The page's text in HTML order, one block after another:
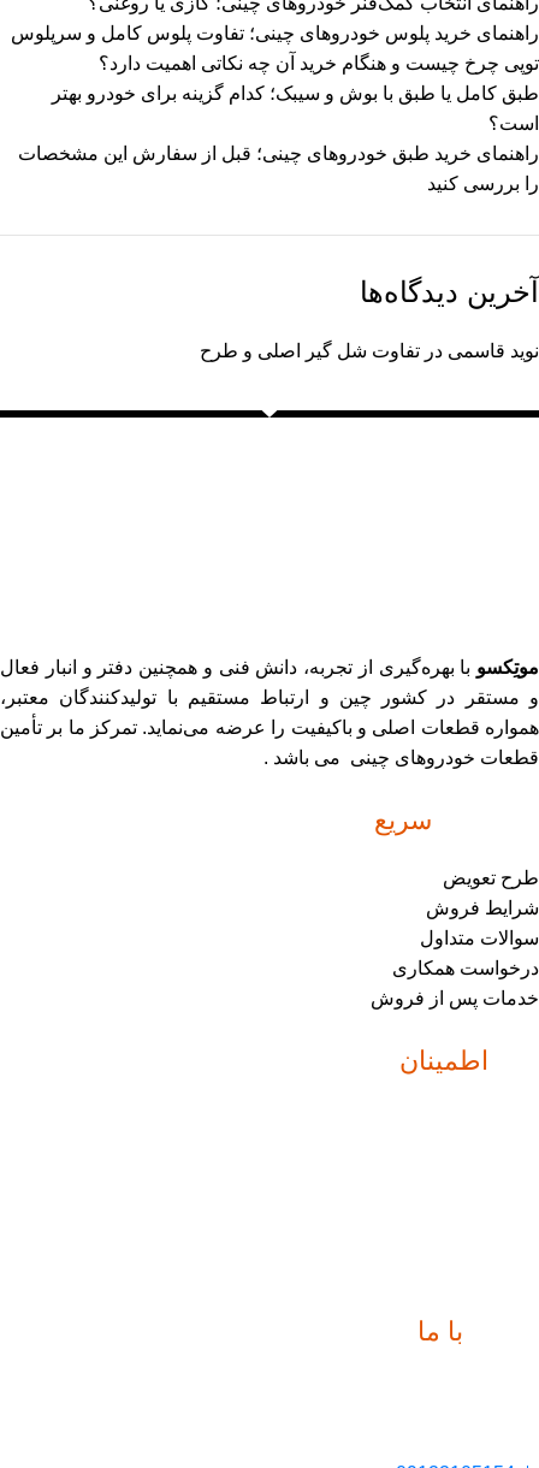
راهنمای خرید پلوس خودروهای چینی؛ تفاوت پلوس کامل و سرپلوس
توپی چرخ چیست و هنگام خرید آن چه نکاتی اهمیت دارد؟
طبق کامل یا طبق با بوش و سیبک؛ کدام گزینه برای خودرو بهتر
است؟
راهنمای خرید طبق خودروهای چینی؛ قبل از سفارش این مشخصات
را بررسی کنید
آخرین دیدگاه‌ها
نوید قاسمی در تفاوت شل گیر اصلی و طرح
موتِکسو با بهره‌گیری از تجربه، دانش فنی و همچنین دفتر و انبار فعال
و مستقر در کشور چین و ارتباط مستقیم با تولیدکنندگان معتبر،
همواره قطعات اصلی و باکیفیت را عرضه می‌نماید. تمرکز ما بر تأمین
قطعات خودروهای چینی می باشد .
سریع
طرح تعویض
شرایط فروش
سوالات متداول
درخواست همکاری
خدمات پس از فروش
اطمینان
با ما